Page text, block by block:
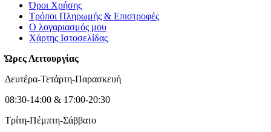
Όροι Χρήσης
Τρόποι Πληρωμής & Επιστροφές
Ο λογαριασμός μου
Χάρτης Ιστοσελίδας
Ώρες Λειτουργίας
Δευτέρα-Τετάρτη-Παρασκευή
08:30-14:00 & 17:00-20:30
Τρίτη-Πέμπτη-Σάββατο